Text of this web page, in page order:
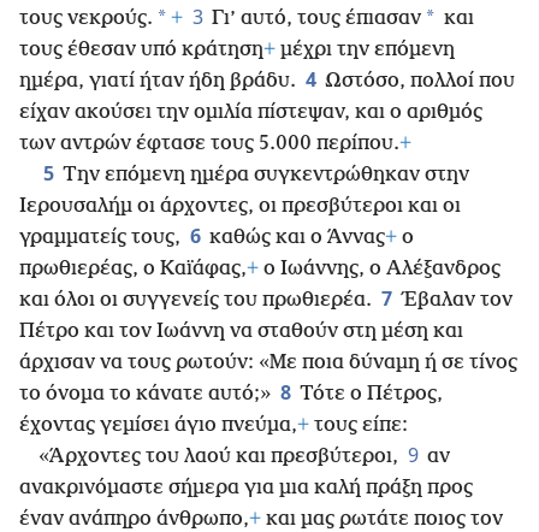
τους νεκρούς. * + 3 Γι’ αυτό, τους έπιασαν * και
τους έθεσαν υπό κράτηση+ μέχρι την επόμενη
ημέρα, γιατί ήταν ήδη βράδυ. 4 Ωστόσο, πολλοί που
είχαν ακούσει την ομιλία πίστεψαν, και ο αριθμός
των αντρών έφτασε τους 5.000 περίπου.+
5 Την επόμενη ημέρα συγκεντρώθηκαν στην
Ιερουσαλήμ οι άρχοντες, οι πρεσβύτεροι και οι
γραμματείς τους, 6 καθώς και ο Άννας+ ο
πρωθιερέας, ο Καϊάφας,+ ο Ιωάννης, ο Αλέξανδρος
και όλοι οι συγγενείς του πρωθιερέα. 7 Έβαλαν τον
Πέτρο και τον Ιωάννη να σταθούν στη μέση και
άρχισαν να τους ρωτούν: «Με ποια δύναμη ή σε τίνος
το όνομα το κάνατε αυτό;» 8 Τότε ο Πέτρος,
έχοντας γεμίσει άγιο πνεύμα,+ τους είπε:
«Άρχοντες του λαού και πρεσβύτεροι, 9 αν
ανακρινόμαστε σήμερα για μια καλή πράξη προς
έναν ανάπηρο άνθρωπο,+ και μας ρωτάτε ποιος τον